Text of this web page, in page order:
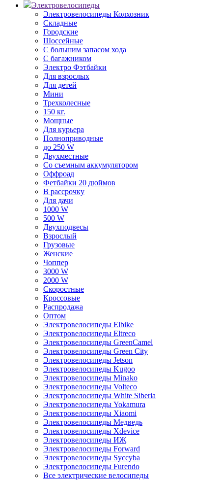
Электровелосипеды
Электровелосипеды Колхозник
Складные
Городские
Шоссейные
С большим запасом хода
С багажником
Электро Фэтбайки
Для взрослых
Для детей
Мини
Трехколесные
150 кг.
Мощные
Для курьера
Полноприводные
до 250 W
Двухместные
Со съемным аккумулятором
Оффроад
Фетбайки 20 дюймов
В рассрочку
Для дачи
1000 W
500 W
Двухподвесы
Взрослый
Грузовые
Женские
Чоппер
3000 W
2000 W
Скоростные
Кроссовые
Распродажа
Оптом
Электровелосипеды Elbike
Электровелосипеды Eltreco
Электровелосипеды GreenCamel
Электровелосипеды Green City
Электровелосипеды Jetson
Электровелосипеды Kugoo
Электровелосипеды Minako
Электровелосипеды Volteco
Электровелосипеды White Siberia
Электровелосипеды Yokamura
Электровелосипеды Xiaomi
Электровелосипеды Медведь
Электровелосипеды Xdevice
Электровелосипеды ИЖ
Электровелосипеды Forward
Электровелосипеды Syccyba
Электровелосипеды Furendo
Все электрические велосипеды